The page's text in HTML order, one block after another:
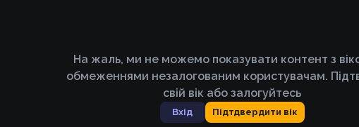
На жаль, ми не можемо показувати контент з
обмеженнями незалогованим користувачам.
свій вік або залогуйтесь
Вхід Підтдвердити вік